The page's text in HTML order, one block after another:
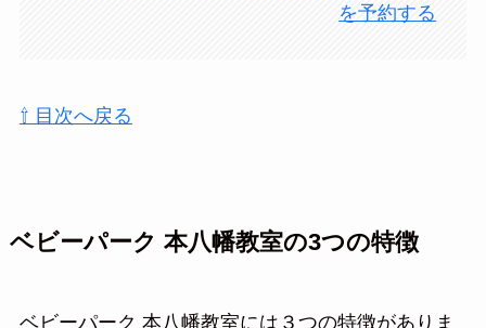
を予約する
⇧ 目次へ戻る
ベビーパーク 本八幡教室の3つの特徴
ベビーパーク 本八幡教室には３つの特徴がありま